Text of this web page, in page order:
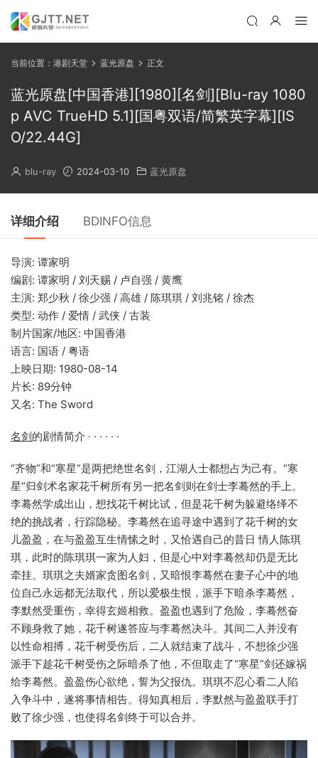
当前位置： 港剧天堂 蓝光原盘 正文
蓝光原盘[中国香港][1980][名剑][Blu-ray 1080
p AVC TrueHD 5.1][国粤双语/简繁英字幕][IS
O/22.44G]
blu-ray 2024-03-10 蓝光原盘
详细介绍 BDINFO信息
导演: 谭家明
编剧: 谭家明 / 刘天赐 / 卢自强 / 黄鹰
主演: 郑少秋 / 徐少强 / 高雄 / 陈琪琪 / 刘兆铭 / 徐杰
类型: 动作 / 爱情 / 武侠 / 古装
制片国家/地区: 中国香港
语言: 国语 / 粤语
上映日期: 1980-08-14
片长: 89分钟
又名: The Sword
名剑的剧情简介 · · · · · ·
“齐物”和“寒星”是两把绝世名剑，江湖人士都想占为己有。“寒
星”归剑术名家花千树所有另一把名剑则在剑士李蓦然的手上。
李蓦然学成出山，想找花千树比试，但是花千树为躲避络绎不
绝的挑战者，行踪隐秘。李蓦然在追寻途中遇到了花千树的女
儿盈盈，在与盈盈互生情愫之时，又恰遇自己的昔日 情人陈琪
琪，此时的陈琪琪一家为人妇，但是心中对李蓦然却仍是无比
牵挂。琪琪之夫婿家贪图名剑，又暗恨李蓦然在妻子心中的地
位自己永远都无法取代，所以爱极生恨，派手下暗杀李蓦然，
李默然受重伤，幸得玄姬相救。盈盈也遇到了危险，李蓦然奋
不顾身救了她，花千树遂答应与李蓦然决斗。其间二人并没有
以性命相搏，花千树受伤后，二人就结束了战斗，不想徐少强
派手下趁花千树受伤之际暗杀了他，不但取走了“寒星”剑还嫁祸
给李蓦然。盈盈伤心欲绝，誓为父报仇。琪琪不忍心看二人陷
入争斗中，遂将事情相告。得知真相后，李默然与盈盈联手打
败了徐少强，也使得名剑终于可以合并。